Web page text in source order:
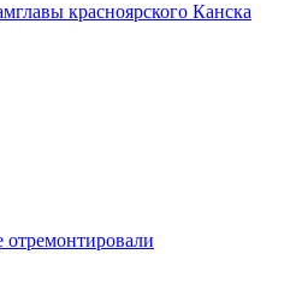
красноярского Канска